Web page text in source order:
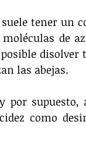
tener un
moléculas de
disolver
las abejas.
supuesto,
como